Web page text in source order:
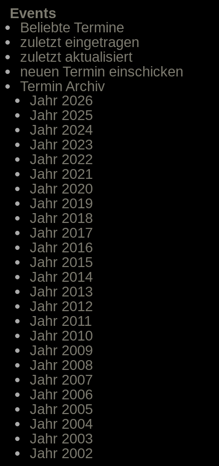
Events
Beliebte Termine
zuletzt eingetragen
zuletzt aktualisiert
neuen Termin einschicken
Termin Archiv
Jahr 2026
Jahr 2025
Jahr 2024
Jahr 2023
Jahr 2022
Jahr 2021
Jahr 2020
Jahr 2019
Jahr 2018
Jahr 2017
Jahr 2016
Jahr 2015
Jahr 2014
Jahr 2013
Jahr 2012
Jahr 2011
Jahr 2010
Jahr 2009
Jahr 2008
Jahr 2007
Jahr 2006
Jahr 2005
Jahr 2004
Jahr 2003
Jahr 2002